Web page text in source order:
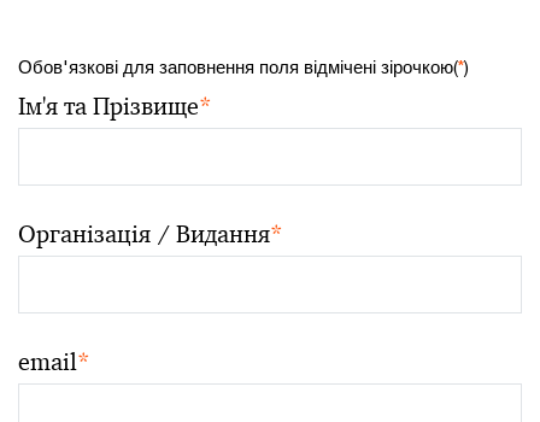
Обов'язкові для заповнення поля відмічені зірочкою(*)
Ім'я та Прізвище*
Організація / Видання*
email*